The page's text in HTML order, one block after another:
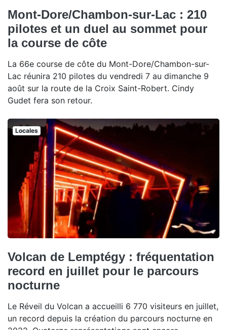
Mont-Dore/Chambon-sur-Lac : 210
pilotes et un duel au sommet pour
la course de côte
La 66e course de côte du Mont-Dore/Chambon-sur-
Lac réunira 210 pilotes du vendredi 7 au dimanche 9
août sur la route de la Croix Saint-Robert. Cindy
Gudet fera son retour.
Locales
Volcan de Lemptégy : fréquentation
record en juillet pour le parcours
nocturne
Le Réveil du Volcan a accueilli 6 770 visiteurs en juillet,
un record depuis la création du parcours nocturne en